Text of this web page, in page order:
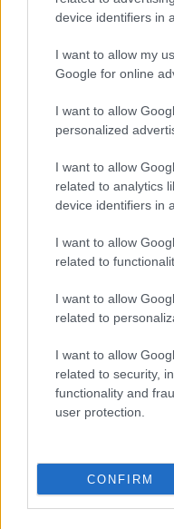
device identifiers in
I want to allow my
Google for online
I want to allow
personalized
I want to allow
related to analytics
device identifiers in
I want to allow
related to
I want to allow
related to
I want to allow
related to security,
functionality and
user protection.
CONFIRM
TESTS.Vai
par
un pēc tam…
Prokuratūra atklāj
jaunas detaļas par
dubultslepkavības
mēģinājumu Mārupē